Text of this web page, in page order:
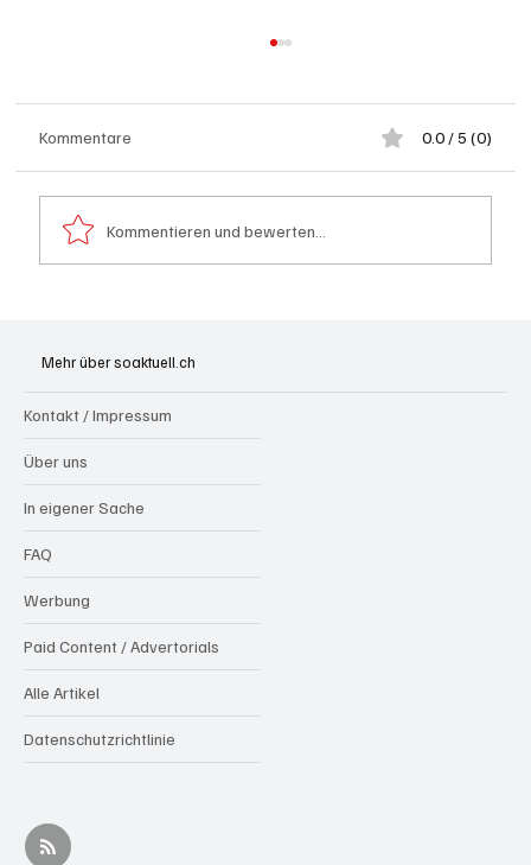
Kommentare 0.0 / 5 (0)
Kommentieren und bewerten...
Mehr über soaktuell.ch
Kontakt / Impressum
Über uns
In eigener Sache
FAQ
Werbung
Paid Content / Advertorials
Alle Artikel
Datenschutzrichtlinie